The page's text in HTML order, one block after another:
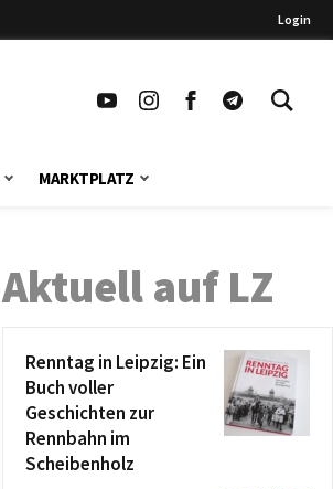
Login
MARKTPLATZ
Aktuell auf LZ
Renntag in Leipzig: Ein
Buch voller
Geschichten zur
Rennbahn im
Scheibenholz